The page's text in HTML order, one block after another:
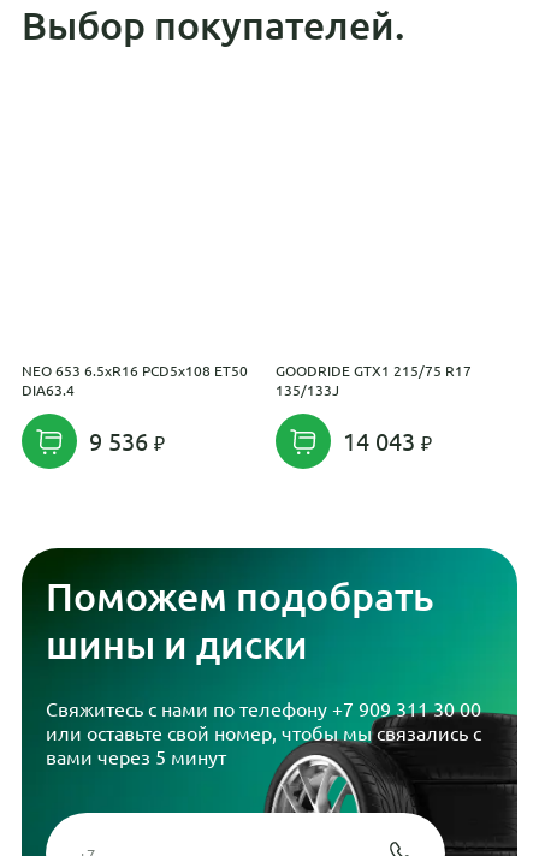
Выбор покупателей.
NEO 653 6.5xR16 PCD5x108 ET50
DIA63.4
9 536
GOODRIDE GTX1 215/75 R17
135/133J
14 043
Поможем подобрать
шины и диски
Свяжитесь с нами по телефону +7 909 311 30 00
или оставьте свой номер, чтобы мы связались с
вами через 5 минут